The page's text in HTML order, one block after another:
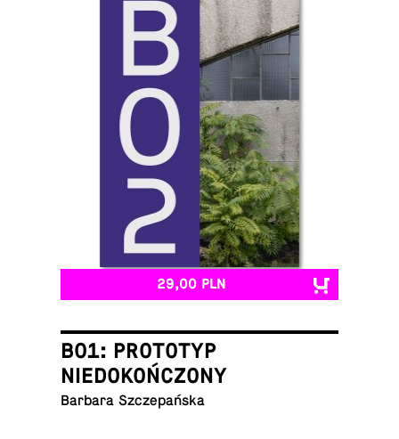
29,00 PLN
B01: PROTOTYP
NIEDOKOŃCZONY
Barbara Szczepańska